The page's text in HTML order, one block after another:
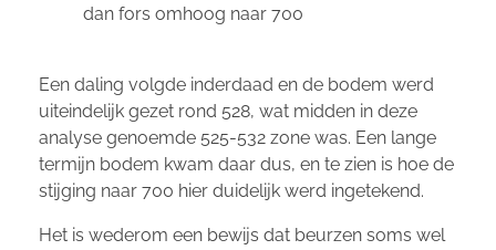
dan fors omhoog naar 700
Een daling volgde inderdaad en de bodem werd
uiteindelijk gezet rond 528, wat midden in deze
analyse genoemde 525-532 zone was. Een lange
termijn bodem kwam daar dus, en te zien is hoe de
stijging naar 700 hier duidelijk werd ingetekend.
Het is wederom een bewijs dat beurzen soms wel